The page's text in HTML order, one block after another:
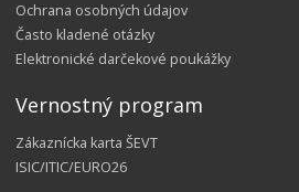
Ochrana osobných údajov
Často kladené otázky
Elektronické darčekové poukážky
Vernostný program
Zákaznícka karta ŠEVT
ISIC/ITIC/EURO26